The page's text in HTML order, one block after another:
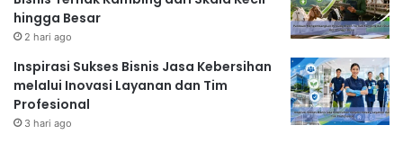
hingga Besar
2 hari ago
Inspirasi Sukses Bisnis Jasa Kebersihan
melalui Inovasi Layanan dan Tim
Profesional
3 hari ago